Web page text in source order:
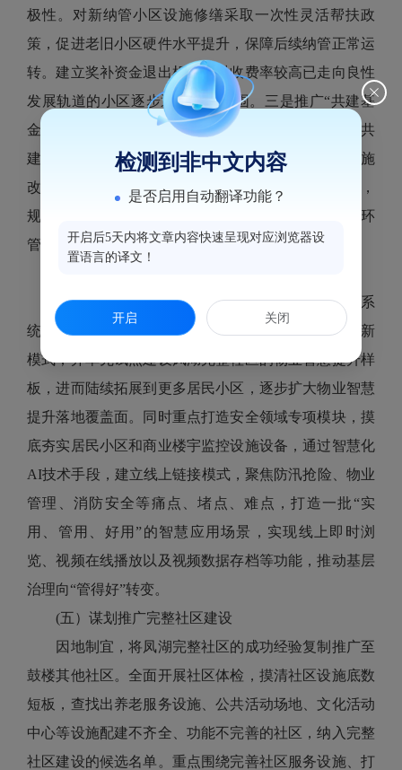
极性。对新纳管小区设施修缮采取一次性灵活帮扶政
策，促进老旧小区硬件水平提升，保障后续纳管正常运
转。建立奖补资金退出机制，对收费率较高已走向良性
发展轨道的小区逐步退出奖补范围。三是推广“共建基
金”众筹模式。健全完善“多途径、多主体、共治共
建”资金筹集机制，推进老旧小区共建基金模式从实施
改造的小区向所有未缴交住宅专项维修资金小区覆盖，
规范资金使用监管程序，确保共建基金收缴、使用闭环
管理，全面实现居民小区“老有所养”。
探索建立覆盖鼓楼行政区域的房管数字化信息系
统，实现房管服务监管的“线上化、平台化、数字化”新
模式；并率先试点建设凤湖完整社区的物业智慧提升样
板，进而陆续拓展到更多居民小区，逐步扩大物业智慧
提升落地覆盖面。同时重点打造安全领域专项模块，摸
底夯实居民小区和商业楼宇监控设施设备，通过智慧化
AI技术手段，建立线上链接模式，聚焦防汛抢险、物业
管理、消防安全等痛点、堵点、难点，打造一批“实
用、管用、好用”的智慧应用场景，实现线上即时浏
览、视频在线播放以及视频数据存档等功能，推动基层
治理向“管得好”转变。
(五）谋划推广完整社区建设
因地制宜，将凤湖完整社区的成功经验复制推广至
鼓楼其他社区。全面开展社区体检，摸清社区设施底数
短板，查找出养老服务设施、公共活动场地、文化活动
中心等设施配建不齐全、功能不完善的社区，纳入完整
社区建设的候选名单。重点围绕完善社区服务设施、打
检测到非中文内容
是否启用自动翻译功能？
开启后5天内将文章内容快速呈现对应浏览器设
置语言的译文！
开启 关闭